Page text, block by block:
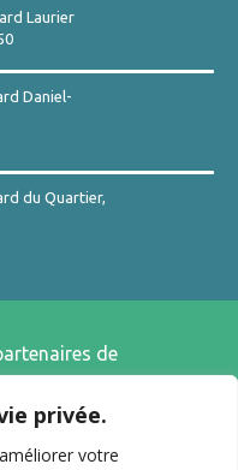
privée.
votre
Laurier
Daniel-
du Quartier,
de